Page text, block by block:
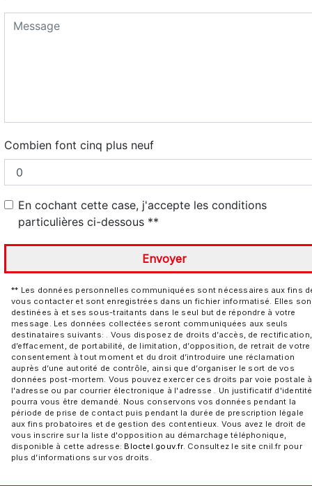
Combien font cinq plus neuf
En cochant cette case, j'accepte les conditions
particulières ci-dessous **
Envoyer
** Les données personnelles communiquées sont nécessaires aux fins
vous contacter et sont enregistrées dans un fichier informatisé. Elles
destinées à et ses sous-traitants dans le seul but de répondre à votre
message. Les données collectées seront communiquées aux seuls
destinataires suivants: . Vous disposez de droits d’accès, de rectification,
d’effacement, de portabilité, de limitation, d’opposition, de retrait de votre
consentement à tout moment et du droit d’introduire une réclamation
auprès d’une autorité de contrôle, ainsi que d’organiser le sort de vos
données post-mortem. Vous pouvez exercer ces droits par voie postale à
l'adresse ou par courrier électronique à l'adresse . Un justificatif d'identité
pourra vous être demandé. Nous conservons vos données pendant la
période de prise de contact puis pendant la durée de prescription légale
aux fins probatoires et de gestion des contentieux. Vous avez le droit de
vous inscrire sur la liste d'opposition au démarchage téléphonique,
disponible à cette adresse: Bloctel.gouv.fr. Consultez le site cnil.fr pour
plus d’informations sur vos droits.